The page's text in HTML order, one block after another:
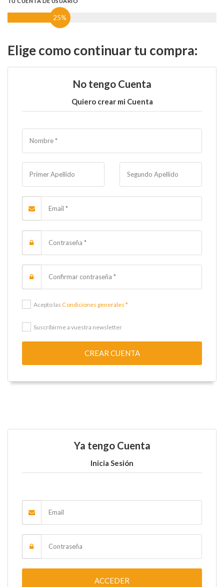
25%
Elige como continuar tu compra:
No tengo Cuenta
Quiero crear mi Cuenta
Acepto las Condiciones generales *
Suscríbirme a vuestra newsletter
CREAR CUENTA
Ya tengo Cuenta
Inicia Sesión
ACCEDER